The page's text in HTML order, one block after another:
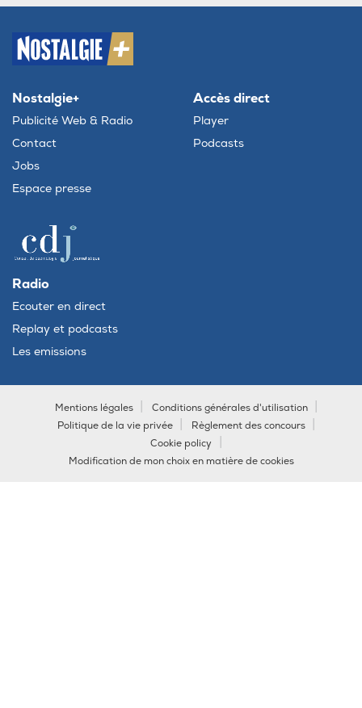
Nostalgie+
Publicité Web & Radio
Contact
Jobs
Espace presse
Accès direct
Player
Podcasts
Radio
Ecouter en direct
Replay et podcasts
Les emissions
Mentions légales
Conditions générales d'utilisation
Politique de la vie privée
Règlement des concours
Cookie policy
Modification de mon choix en matière de cookies